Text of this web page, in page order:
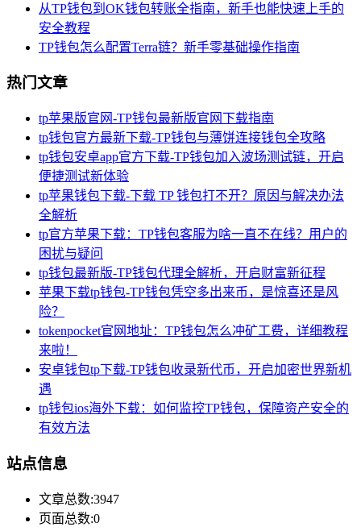
从TP钱包到OK钱包转账全指南，新手也能快速上手的
安全教程
TP钱包怎么配置Terra链？新手零基础操作指南
热门文章
tp苹果版官网-TP钱包最新版官网下载指南
tp钱包官方最新下载-TP钱包与薄饼连接钱包全攻略
tp钱包安卓app官方下载-TP钱包加入波场测试链，开启
便捷测试新体验
tp苹果钱包下载-下载 TP 钱包打不开？原因与解决办法
全解析
tp官方苹果下载：TP钱包客服为啥一直不在线？用户的
困扰与疑问
tp钱包最新版-TP钱包代理全解析，开启财富新征程
苹果下载tp钱包-TP钱包凭空多出来币，是惊喜还是风
险？
tokenpocket官网地址：TP钱包怎么冲矿工费，详细教程
来啦！
安卓钱包tp下载-TP钱包收录新代币，开启加密世界新机
遇
tp钱包ios海外下载：如何监控TP钱包，保障资产安全的
有效方法
站点信息
文章总数:3947
页面总数:0